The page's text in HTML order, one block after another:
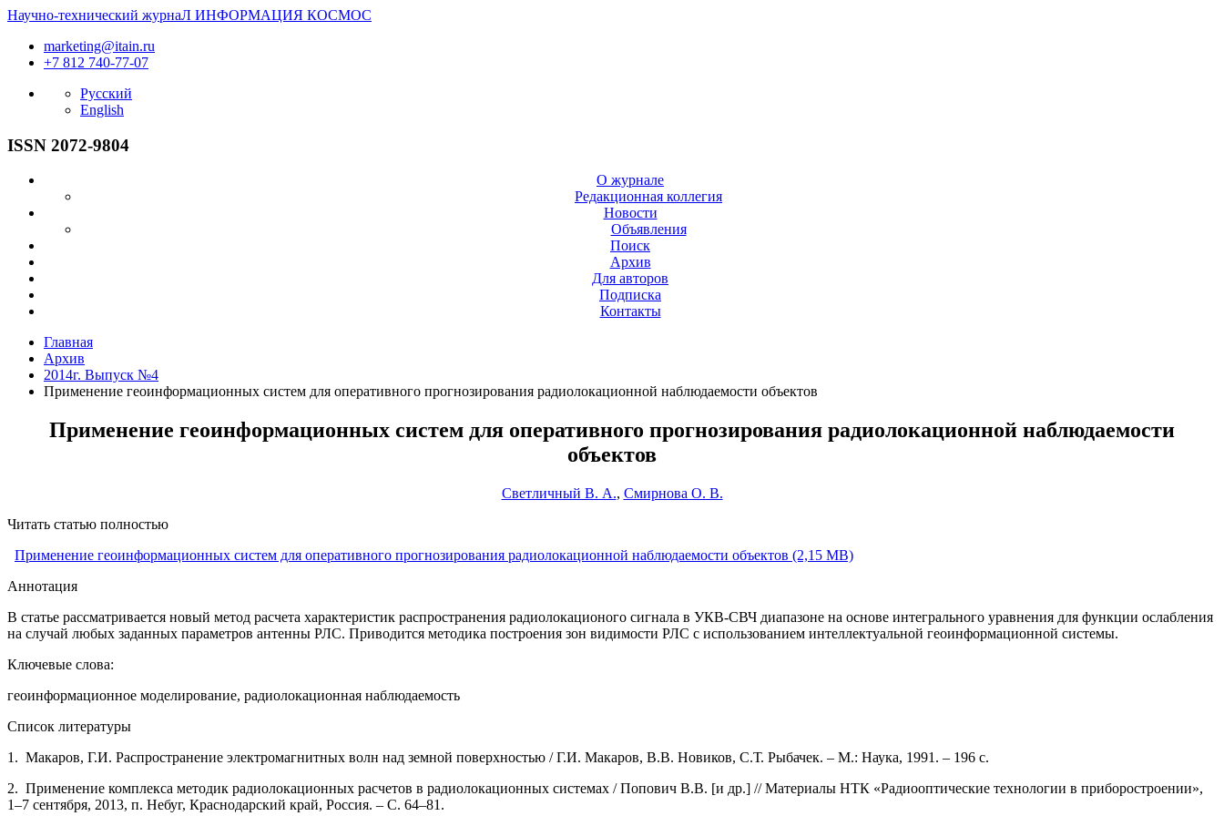
Научно-технический журнаЛ ИНФОРМАЦИЯ КОСМОС
marketing@itain.ru
+7 812 740-77-07
Русский
English
ISSN 2072-9804
О журнале
Редакционная коллегия
Новости
Объявления
Поиск
Архив
Для авторов
Подписка
Контакты
Главная
Архив
2014г. Выпуск №4
Применение геоинформационных систем для оперативного прогнозирования радиолокационной наблюдаемости объектов
Применение геоинформационных систем для оперативного прогнозирования радиолокационной наблюдаемости
объектов
Светличный В. А., Смирнова О. В.
Читать статью полностью
Применение геоинформационных систем для оперативного прогнозирования радиолокационной наблюдаемости объектов (2,15 MB)
Аннотация
В статье рассматривается новый метод расчета характеристик распространения радиолокационого сигнала в УКВ-СВЧ диапазоне на основе интегрального уравнения для функции ослабления
на случай любых заданных параметров антенны РЛС. Приводится методика построения зон видимости РЛС с использованием интеллектуальной геоинформационной системы.
Ключевые слова:
геоинформационное моделирование, радиолокационная наблюдаемость
Список литературы
1. Макаров, Г.И. Распространение электромагнитных волн над земной поверхностью / Г.И. Макаров, В.В. Новиков, С.Т. Рыбачек. – М.: Наука, 1991. – 196 с.
2. Применение комплекса методик радиолокационных расчетов в радиолокационных системах / Попович В.В. [и др.] // Материалы НТК «Радиооптические технологии в приборостроении»,
1–7 сентября, 2013, п. Небуг, Краснодарский край, Россия. – С. 64–81.